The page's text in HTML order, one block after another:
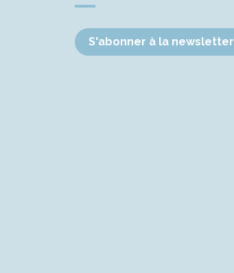
S'abonner à la newsletter